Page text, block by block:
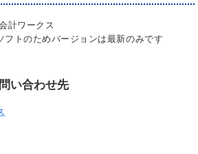
計ワークス
フトのためバージョンは最新のみです
い合わせ先